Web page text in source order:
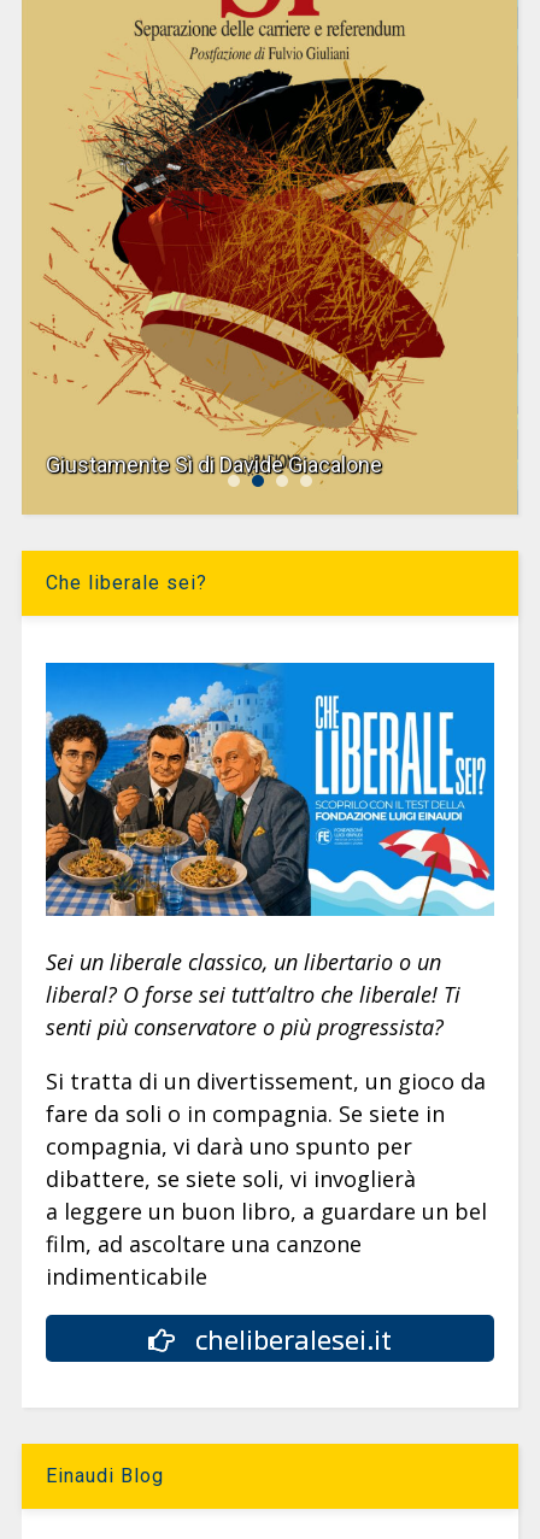
Giustamente Sì di Davide Giacalone
Che liberale sei?
Sei un liberale classico, un libertario o un
liberal? O forse sei tutt’altro che liberale! Ti
senti più conservatore o più progressista?
Si tratta di un divertissement, un gioco da
fare da soli o in compagnia. Se siete in
compagnia, vi darà uno spunto per
dibattere, se siete soli, vi invoglierà
a leggere un buon libro, a guardare un bel
film, ad ascoltare una canzone
indimenticabile
cheliberalesei.it
Einaudi Blog